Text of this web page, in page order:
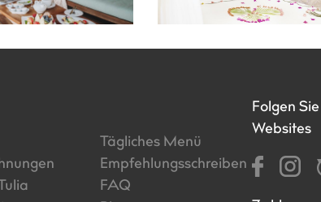
Tägliches Menü
Empfehlungsschreiben
FAQ
Folgen
Websites